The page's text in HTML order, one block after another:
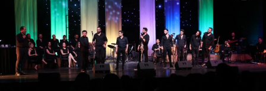
EĞİTİM
TURİZM